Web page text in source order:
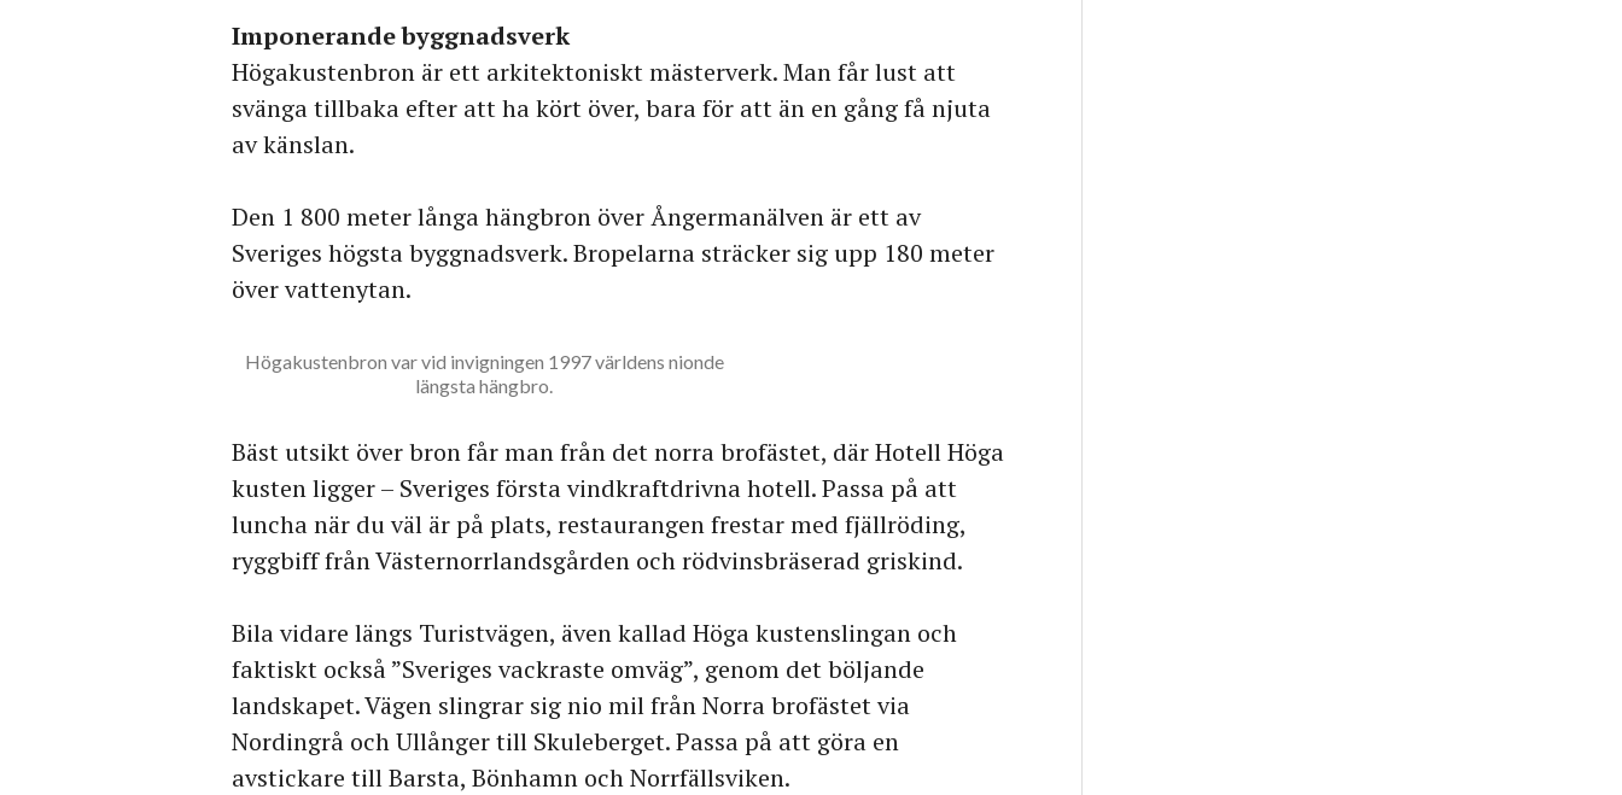
Imponerande byggnadsverk
Högakustenbron är ett arkitektoniskt mästerverk. Man får lust att
svänga tillbaka efter att ha kört över, bara för att än en gång få njuta
av känslan.
Den 1 800 meter långa hängbron över Ångermanälven är ett av
Sveriges högsta byggnadsverk. Bropelarna sträcker sig upp 180 meter
över vattenytan.
Högakustenbron var vid invigningen 1997 världens nionde
längsta hängbro.
Bäst utsikt över bron får man från det norra brofästet, där Hotell Höga
kusten ligger – Sveriges första vindkraftdrivna hotell. Passa på att
luncha när du väl är på plats, restaurangen frestar med fjällröding,
ryggbiff från Västernorrlandsgården och rödvinsbräserad griskind.
Bila vidare längs Turistvägen, även kallad Höga kustenslingan och
faktiskt också ”Sveriges vackraste omväg”, genom det böljande
landskapet. Vägen slingrar sig nio mil från Norra brofästet via
Nordingrå och Ullånger till Skuleberget. Passa på att göra en
avstickare till Barsta, Bönhamn och Norrfällsviken.